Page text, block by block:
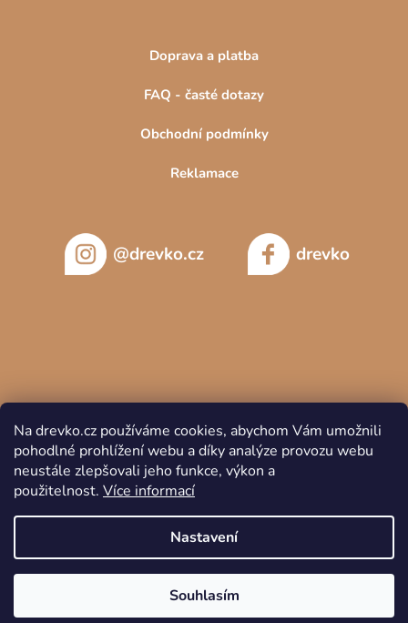
Na drevko.cz používáme cookies, abychom Vám umožnili
pohodlné prohlížení webu a díky analýze provozu webu
neustále zlepšovali jeho funkce, výkon a
použitelnost. Více informací
Nastavení
Souhlasím
Doprava a platba
FAQ - časté dotazy
Obchodní podmínky
Reklamace
@drevko.cz drevko
Vytvořil Shoptet